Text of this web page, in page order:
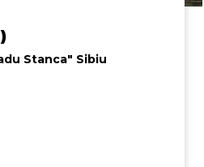
Stanca" Sibiu